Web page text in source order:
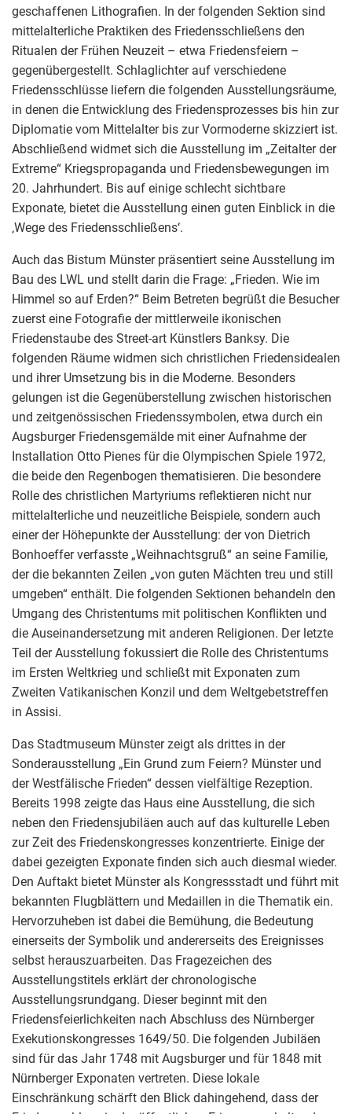
geschaffenen Lithografien. In der folgenden Sektion sind
mittelalterliche Praktiken des Friedensschließens den
Ritualen der Frühen Neuzeit – etwa Friedensfeiern –
gegenübergestellt. Schlaglichter auf verschiedene
Friedensschlüsse liefern die folgenden Ausstellungsräume,
in denen die Entwicklung des Friedensprozesses bis hin zur
Diplomatie vom Mittelalter bis zur Vormoderne skizziert ist.
Abschließend widmet sich die Ausstellung im „Zeitalter der
Extreme“ Kriegspropaganda und Friedensbewegungen im
20. Jahrhundert. Bis auf einige schlecht sichtbare
Exponate, bietet die Ausstellung einen guten Einblick in die
‚Wege des Friedensschließens‘.
Auch das Bistum Münster präsentiert seine Ausstellung im
Bau des LWL und stellt darin die Frage: „Frieden. Wie im
Himmel so auf Erden?“ Beim Betreten begrüßt die Besucher
zuerst eine Fotografie der mittlerweile ikonischen
Friedenstaube des Street-art Künstlers Banksy. Die
folgenden Räume widmen sich christlichen Friedensidealen
und ihrer Umsetzung bis in die Moderne. Besonders
gelungen ist die Gegenüberstellung zwischen historischen
und zeitgenössischen Friedenssymbolen, etwa durch ein
Augsburger Friedensgemälde mit einer Aufnahme der
Installation Otto Pienes für die Olympischen Spiele 1972,
die beide den Regenbogen thematisieren. Die besondere
Rolle des christlichen Martyriums reflektieren nicht nur
mittelalterliche und neuzeitliche Beispiele, sondern auch
einer der Höhepunkte der Ausstellung: der von Dietrich
Bonhoeffer verfasste „Weihnachtsgruß“ an seine Familie,
der die bekannten Zeilen „von guten Mächten treu und still
umgeben“ enthält. Die folgenden Sektionen behandeln den
Umgang des Christentums mit politischen Konflikten und
die Auseinandersetzung mit anderen Religionen. Der letzte
Teil der Ausstellung fokussiert die Rolle des Christentums
im Ersten Weltkrieg und schließt mit Exponaten zum
Zweiten Vatikanischen Konzil und dem Weltgebetstreffen
in Assisi.
Das Stadtmuseum Münster zeigt als drittes in der
Sonderausstellung „Ein Grund zum Feiern? Münster und
der Westfälische Frieden“ dessen vielfältige Rezeption.
Bereits 1998 zeigte das Haus eine Ausstellung, die sich
neben den Friedensjubiläen auch auf das kulturelle Leben
zur Zeit des Friedenskongresses konzentrierte. Einige der
dabei gezeigten Exponate finden sich auch diesmal wieder.
Den Auftakt bietet Münster als Kongressstadt und führt mit
bekannten Flugblättern und Medaillen in die Thematik ein.
Hervorzuheben ist dabei die Bemühung, die Bedeutung
einerseits der Symbolik und andererseits des Ereignisses
selbst herauszuarbeiten. Das Fragezeichen des
Ausstellungstitels erklärt der chronologische
Ausstellungsrundgang. Dieser beginnt mit den
Friedensfeierlichkeiten nach Abschluss des Nürnberger
Exekutionskongresses 1649/50. Die folgenden Jubiläen
sind für das Jahr 1748 mit Augsburger und für 1848 mit
Nürnberger Exponaten vertreten. Diese lokale
Einschränkung schärft den Blick dahingehend, dass der